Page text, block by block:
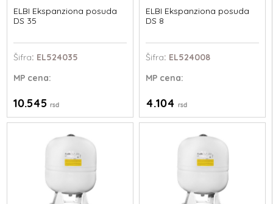
ELBI Ekspanziona posuda
DS 35
Šifra: EL524035
MP cena:
10.545rsd
ELBI Ekspanziona posuda
DS 8
Šifra: EL524008
MPcena:
4.104 rsd